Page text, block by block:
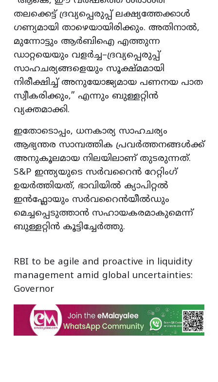
തലക്കെട്ട് ദ്രവ്യപ്പെരുപ്പ് ലക്ഷ്യത്തേക്കാൾ
ഗണ്യമായി താഴെയായിരിക്കും. അതിനാൽ,
മുന്നോട്ടും ആർബിഐ എത്തുന്ന
ഡാറ്റയെയും വളർച്ച–ദ്രവ്യപ്പെരുപ്പ്
സാഹചര്യങ്ങളെയും സൂക്ഷ്മമായി
നിരീക്ഷിച്ച് അനുയോജ്യമായ പണനയ പാത
സ്വീകരിക്കും,” എന്നും ബുള്ളറ്റിൻ
വ്യക്തമാക്കി.
ഇതോടൊപ്പം, ധനകാര്യ സാഹചര്യം
ആഭ്യന്തര സാമ്പത്തിക പ്രവർത്തനങ്ങൾക്ക്
അനുകൂലമായ നിലയിലാണ് തുടരുന്നത്.
S&P ഇന്ത്യയുടെ സർവറൈൻ റേറ്റിംഗ്
ഉയർത്തിയത്, ഭാവിയിൽ ക്യാപിറ്റൽ
ഇൻഫ്ലോയും സർവറൈൻയീൽഡും
മെച്ചപ്പെടുത്താൻ സഹായകരമാകുമെന്ന്
ബുള്ളറ്റിൻ കൂട്ടിച്ചേർത്തു.
RBI to be agile and proactive in liquidity
management amid global uncertainties:
Governor